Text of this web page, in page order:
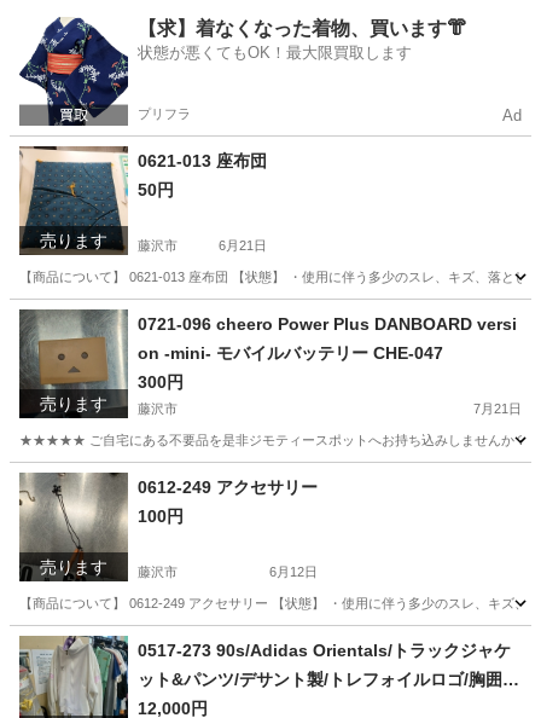
神奈川 おもちゃ プラレール
【求】着なくなった着物、買います👘
状態が悪くてもOK！最大限買取します
プリフラ Ad
売ります
0621-013 座布団
50円
藤沢市 6月21日
【商品について】 0621-013 座布団 【状態】 ・使用に伴う多少のスレ、キズ、落と
神奈川 藤沢市
売ります
0721-096 cheero Power Plus DANBOARD versi
on -mini- モバイルバッテリー CHE-047
300円
藤沢市 7月21日
★★★★★ ご自宅にある不要品を是非ジモティースポットへお持ち込みしませんか？
神奈川 藤沢市 電話、ＦＡＸ モバイルバッテリー
売ります
0612-249 アクセサリー
100円
藤沢市 6月12日
【商品について】 0612-249 アクセサリー 【状態】 ・使用に伴う多少のスレ、キズ
神奈川 藤沢市 0517-273 90s/Adidas Orientals/トラックジャケ
ット&パンツ/デサント製/トレフォイルロゴ/胸囲10
2 身長180
12,000円